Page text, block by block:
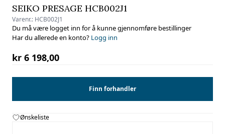
SEIKO PRESAGE HCB002J1
Varenr.: HCB002J1
Du må være logget inn for å kunne gjennomføre bestillinger
Har du allerede en konto? Logg inn
kr 6 198,00
Finn forhandler
Ønskeliste